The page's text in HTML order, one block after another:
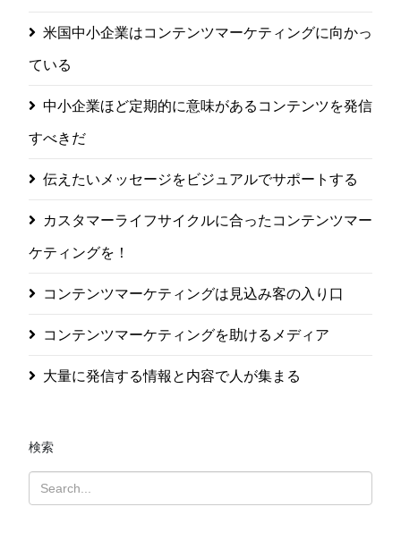
米国中小企業はコンテンツマーケティングに向かっ
ている
中小企業ほど定期的に意味があるコンテンツを発信
すべきだ
伝えたいメッセージをビジュアルでサポートする
カスタマーライフサイクルに合ったコンテンツマー
ケティングを！
コンテンツマーケティングは見込み客の入り口
コンテンツマーケティングを助けるメディア
大量に発信する情報と内容で人が集まる
検索